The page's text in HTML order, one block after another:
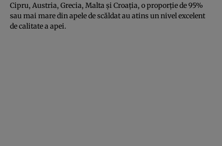
Cipru, Austria, Grecia, Malta și Croația, o proporție de 95%
sau mai mare din apele de scăldat au atins un nivel excelent
de calitate a apei.